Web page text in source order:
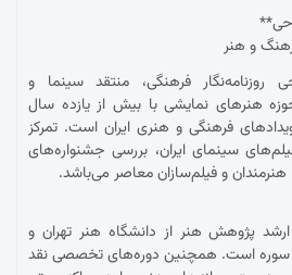
و هنر
روزنامه‌نگار فرهنگی، منتقد سینما و
هنرهای نمایشی با بیش از یازده سال
فرهنگی و هنری ایران است. تمرکز
سینمای ایران، بررسی جشنواره‌های
و فیلم‌سازان معاصر می‌باشد.
پژوهش هنر از دانشگاه هنر تهران و
سوره است. همچنین دوره‌های تخصصی نقد